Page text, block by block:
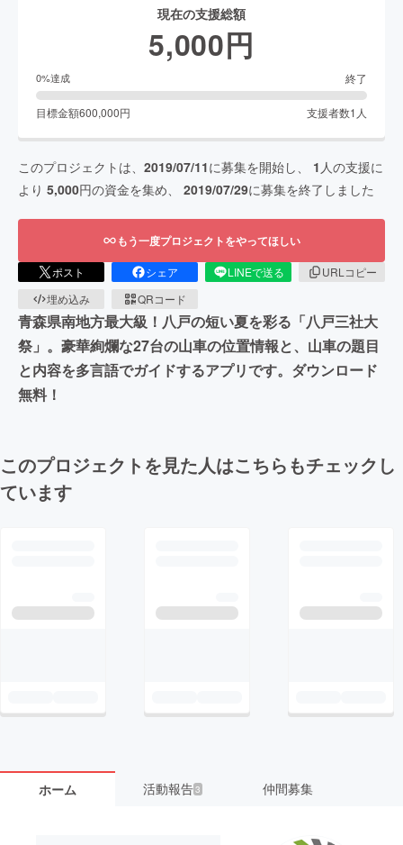
現在の支援総額
5,000円
0%達成 終了
目標金額600,000円 支援者数1 人
このプロジェクトは、 2019/07/11に募集を開始し、 1 人の支援に
より 5,000円の資金を集め、 2019/07/29に募集を終了しました
もう一度プロジェクトをやってほしい
ポスト シェア LINEで送る
URLコピー
埋め込み
QRコード
青森県南地方最大級！八戸の短い夏を彩る「八戸三社大
祭」。豪華絢爛な27台の山車の位置情報と、山車の題目
と内容を多言語でガイドするアプリです。ダウンロード
無料！
このプロジェクトを見た人はこちらもチェックし
ています
ホーム 活動報告3 仲間募集